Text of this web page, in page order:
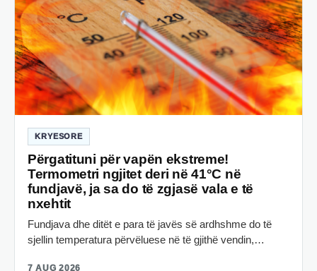
KRYESORE
Përgatituni për vapën ekstreme!
Termometri ngjitet deri në 41°C në
fundjavë, ja sa do të zgjasë vala e të
nxehtit
Fundjava dhe ditët e para të javës së ardhshme do të
sjellin temperatura përvëluese në të gjithë vendin,…
7 AUG 2026